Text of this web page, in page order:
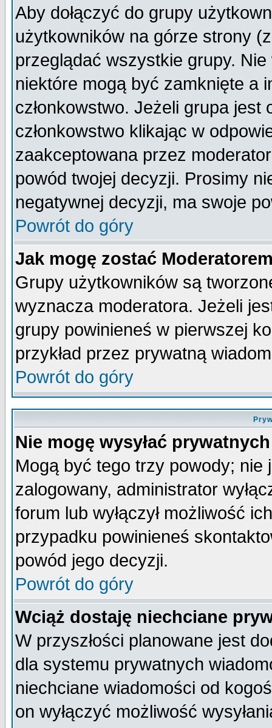
Aby dołączyć do grupy
użytkowników na górze strony
przeglądać wszystkie grupy.
niektóre mogą być zamknięte a
członkowstwo. Jeżeli grupa
członkowstwo klikając w
zaakceptowana przez
powód twojej decyzji. Prosimy
negatywnej decyzji, ma swoje
Powrót do góry
Jak mogę zostać
Grupy użytkowników są
wyznacza moderatora. Jeżeli
grupy powinieneś w pierwszej
przykład przez prywatną
Powrót do góry
Nie mogę wysyłać
Mogą być tego trzy powody;
zalogowany, administrator
forum lub wyłączył możliwość
przypadku powinieneś
powód jego decyzji.
Powrót do góry
Wciąż dostaję niechciane
W przyszłości planowane jest
dla systemu prywatnych
niechciane wiadomości od
on wyłączyć możliwość